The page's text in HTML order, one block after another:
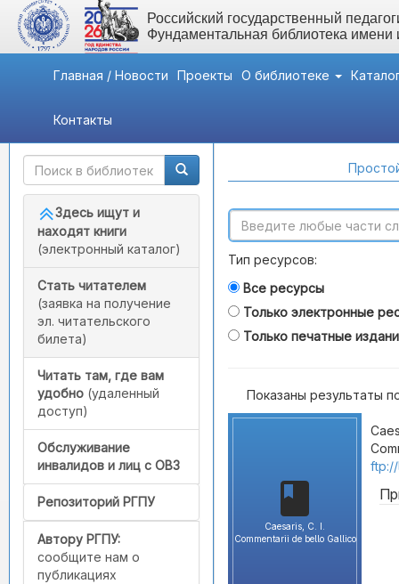
Российский государственный
Фундаментальная библиотека
Главная / Новости Проекты О библиотеке
Контакты
Быстрый доступ
Здесь ищут и
находят книги
(электронный каталог)
Стать читателем
(заявка на получение
эл. читательского
билета)
Читать там, где вам
удобно (удаленный
доступ)
Обслуживание
инвалидов и лиц с ОВЗ
Репозиторий РГПУ
Автору РГПУ:
сообщите нам о
публикациях
Тип ресурсов:
Все ресурсы
Только электронные
Только печатные
Показаны результаты
Caesaris, C. I.
Commentarii de bello Gallico